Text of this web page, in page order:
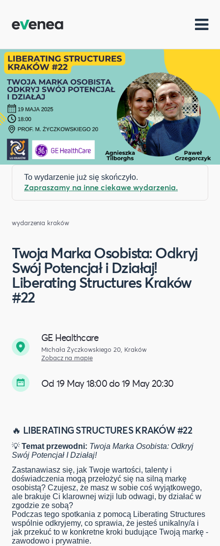
To wydarzenie już się skończyło.
Zapraszamy na inne ciekawe wydarzenia.
wydarzenia kraków
Twoja Marka Osobista: Odkryj
Swój Potencjał i Działaj!
Liberating Structures Kraków
#22
GE Healthcare
Michała Życzkowskiego 20, Kraków
Zobacz na mapie
Od 19 May 18:00 do 19 May 20:30
🔥 LIBERATING STRUCTURES KRAKÓW #22
💡 Temat przewodni: Twoja Marka Osobista: Odkryj
Swój Potencjał I Działaj!
Zastanawiasz się, jak Twoje wartości, talenty i
doświadczenia mogą przełożyć się na silną markę
osobistą? Czujesz, że masz w sobie coś wyjątkowego,
ale brakuje Ci klarownej wizji lub odwagi, by działać w
zgodzie ze sobą?
Podczas tego spotkania z pomocą Liberating Structures
wspólnie odkryjemy, co sprawia, że jesteś unikalny/a i
jak przekuć to w konkretne kroki budujące Twoją markę -
zawodowo i prywatnie.